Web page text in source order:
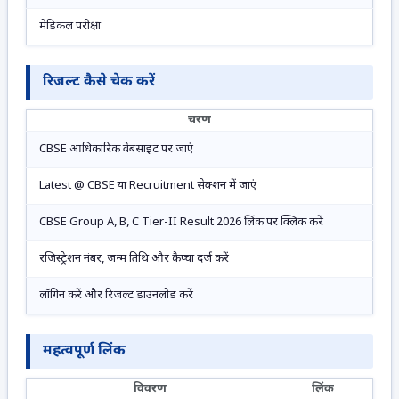
मेडिकल परीक्षा
रिजल्ट कैसे चेक करें
चरण
CBSE आधिकारिक वेबसाइट पर जाएं
Latest @ CBSE या Recruitment सेक्शन में जाएं
CBSE Group A, B, C Tier-II Result 2026 लिंक पर क्लिक करें
रजिस्ट्रेशन नंबर, जन्म तिथि और कैप्चा दर्ज करें
लॉगिन करें और रिजल्ट डाउनलोड करें
महत्वपूर्ण लिंक
विवरण लिंक